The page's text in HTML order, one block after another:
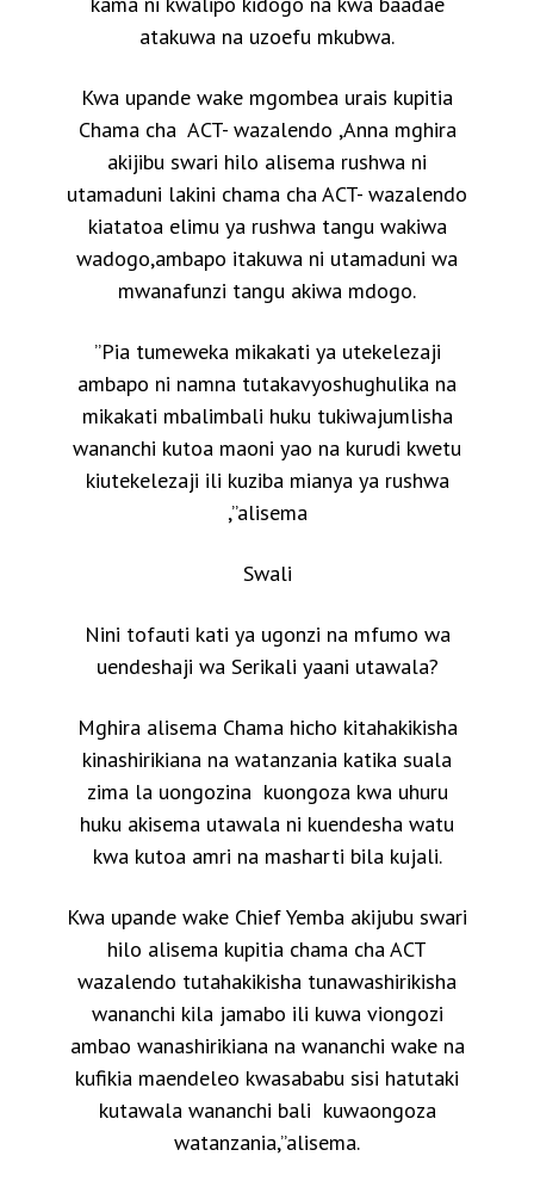
atakuwa na uzoefu mkubwa.
Kwa upande wake mgombea urais kupitia
Chama cha ACT- wazalendo ,Anna mghira
akijibu swari hilo alisema rushwa ni
utamaduni lakini chama cha ACT- wazalendo
kiatatoa elimu ya rushwa tangu wakiwa
wadogo,ambapo itakuwa ni utamaduni wa
mwanafunzi tangu akiwa mdogo.
”Pia tumeweka mikakati ya utekelezaji
ambapo ni namna tutakavyoshughulika na
mikakati mbalimbali huku tukiwajumlisha
wananchi kutoa maoni yao na kurudi kwetu
kiutekelezaji ili kuziba mianya ya rushwa
,”alisema
Swali
Nini tofauti kati ya ugonzi na mfumo wa
uendeshaji wa Serikali yaani utawala?
Mghira alisema Chama hicho kitahakikisha
kinashirikiana na watanzania katika suala
zima la uongozina kuongoza kwa uhuru
huku akisema utawala ni kuendesha watu
kwa kutoa amri na masharti bila kujali.
Kwa upande wake Chief Yemba akijubu swari
hilo alisema kupitia chama cha ACT
wazalendo tutahakikisha tunawashirikisha
wananchi kila jamabo ili kuwa viongozi
ambao wanashirikiana na wananchi wake na
kufikia maendeleo kwasababu sisi hatutaki
kutawala wananchi bali kuwaongoza
watanzania,”alisema.